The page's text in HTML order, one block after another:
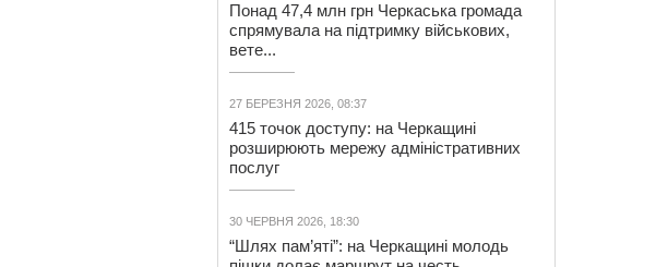
Понад 47,4 млн грн Черкаська громада
спрямувала на підтримку військових,
вете...
27 БЕРЕЗНЯ 2026, 08:37
415 точок доступу: на Черкащині
розширюють мережу адміністративних
послуг
30 ЧЕРВНЯ 2026, 18:30
“Шлях пам’яті”: на Черкащині молодь